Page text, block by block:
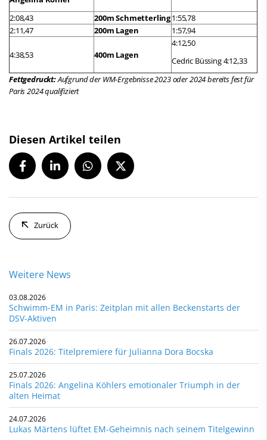
2:08,43 200m Schmetterling1:55,78
2:11,47
200m Lagen 1:57,94
4:38,53 400m Lagen
4:12,50
Cedric Büssing 4:12,33
Fettgedruckt:Aufgrund der WM-Ergebnisse 2023 oder 2024 bereits fest für
Paris 2024 qualifiziert
Diesen Artikel teilen
Zurück
Weitere News
03.08.2026
Schwimm-EM in Paris: Zeitplan mit allen Beckenstarts der
DSV-Aktiven
26.07.2026
Finals 2026: Titelpremiere für Julianna Dora Bocska
25.07.2026
Finals 2026: Angelina Köhlers emotionaler Triumph in der
alten Heimat
24.07.2026
Lukas Märtens lüftet EM-Geheimnis nach seinem Titelgewinn